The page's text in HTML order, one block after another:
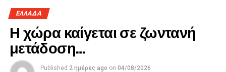
ΕΛΛΑΔΑ
Η χώρα καίγεται σε ζωντανή
μετάδοση…
Published 2 ημέρες ago on 04/08/2026